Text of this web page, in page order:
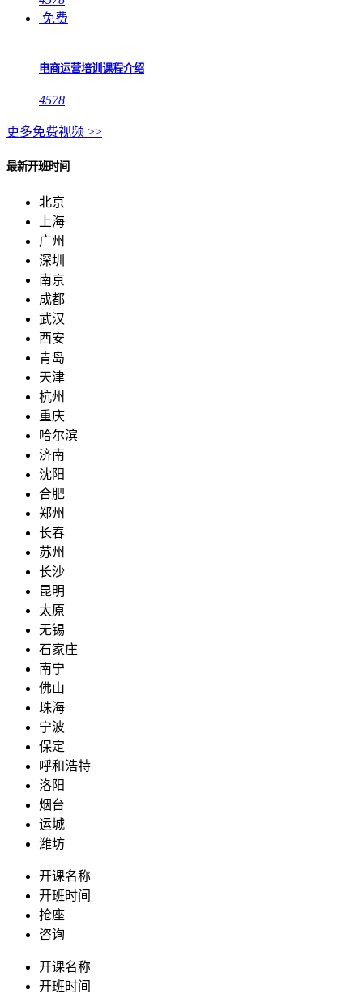
免费
电商运营培训课程介绍
4578
更多免费视频 >>
最新开班时间
北京
上海
广州
深圳
南京
成都
武汉
西安
青岛
天津
杭州
重庆
哈尔滨
济南
沈阳
合肥
郑州
长春
苏州
长沙
昆明
太原
无锡
石家庄
南宁
佛山
珠海
宁波
保定
呼和浩特
洛阳
烟台
运城
潍坊
开课名称
开班时间
抢座
咨询
开课名称
开班时间